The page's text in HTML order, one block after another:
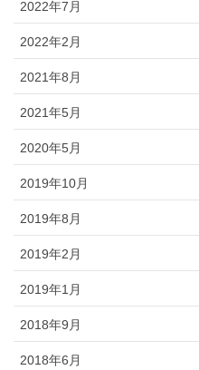
2022年7月
2022年2月
2021年8月
2021年5月
2020年5月
2019年10月
2019年8月
2019年2月
2019年1月
2018年9月
2018年6月